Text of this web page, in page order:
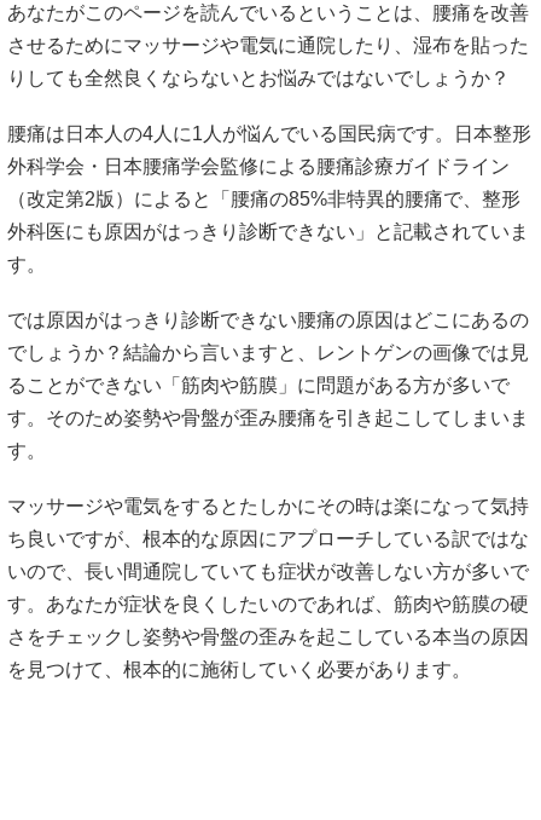
あなたがこのページを読んでいるということは、腰痛を改善
させるためにマッサージや電気に通院したり、湿布を貼った
りしても全然良くならないとお悩みではないでしょうか？
腰痛は日本人の4人に1人が悩んでいる国民病です。日本整形
外科学会・日本腰痛学会監修による腰痛診療ガイドライン
（改定第2版）によると「腰痛の85%非特異的腰痛で、整形
外科医にも原因がはっきり診断できない」と記載されていま
す。
では原因がはっきり診断できない腰痛の原因はどこにあるの
でしょうか？結論から言いますと、レントゲンの画像では見
ることができない「筋肉や筋膜」に問題がある方が多いで
す。そのため姿勢や骨盤が歪み腰痛を引き起こしてしまいま
す。
マッサージや電気をするとたしかにその時は楽になって気持
ち良いですが、根本的な原因にアプローチしている訳ではな
いので、長い間通院していても症状が改善しない方が多いで
す。あなたが症状を良くしたいのであれば、筋肉や筋膜の硬
さをチェックし姿勢や骨盤の歪みを起こしている本当の原因
を見つけて、根本的に施術していく必要があります。